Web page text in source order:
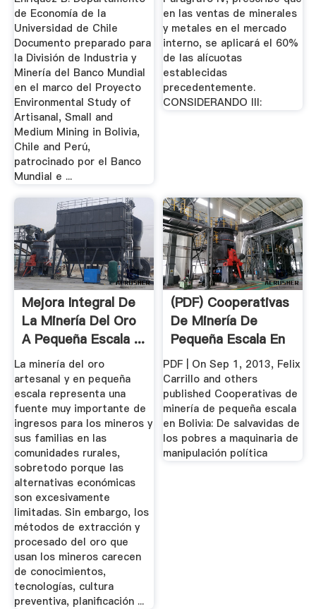
de Economía de la
Universidad de Chile
Documento preparado para
la División de Industria y
Minería del Banco Mundial
en el marco del Proyecto
Environmental Study of
Artisanal, Small and
Medium Mining in Bolivia,
Chile and Perú,
patrocinado por el Banco
Mundial e ...
en las ventas de minerales
y metales en el mercado
interno, se aplicará el 60%
de las alícuotas
establecidas
precedentemente.
CONSIDERANDO Ill:
Mejora Integral De
La Minería Del Oro
A Pequeña Escala ...
La minería del oro
artesanal y en pequeña
escala representa una
fuente muy importante de
ingresos para los mineros y
sus familias en las
comunidades rurales,
sobretodo porque las
alternativas económicas
son excesivamente
limitadas. Sin embargo, los
métodos de extracción y
procesado del oro que
usan los mineros carecen
de conocimientos,
tecnologías, cultura
preventiva, planificación ...
(PDF) Cooperativas
De Minería De
Pequeña Escala En
Bolivia ...
PDF | On Sep 1, 2013, Felix
Carrillo and others
published Cooperativas de
minería de pequeña escala
en Bolivia: De salvavidas de
los pobres a maquinaria de
manipulación política